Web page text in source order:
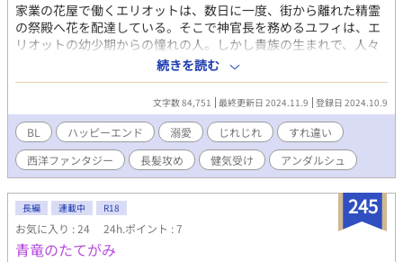
家業の花屋で働くエリオットは、数日に一度、街から離れた精霊
の祭殿へ花を配達している。そこで神官長を務めるユフィは、エ
リオットの幼少期からの憧れの人。しかし貴族の生まれで、人々
から『神の使い』とまで囁かれる彼に、自分のような庶民が近づ
くなど恐れ多いと思いを押し殺してきた。 一方で、エリオットに
対して並々ならぬ想いを募らせていたユフィ。告白されようと露
骨なまでのアプローチを繰り返すも、無垢で鈍感なエリオットは
気づいてはくれない。ユフィには自ら恋心を打ち明けられない理
由があって――――？ 大国・ジェスリンの建国神話に名を残す
『精霊の街アウレロイヤ』で、精霊の御子を巡るもどかしいまで
の恋劇が、幕を開ける。
続きを読む
文字数 84,751 最終更新日 2024.11.9 登録日 2024.10.9
BL ハッピーエンド 溺愛 じれじれ
すれ違い
西洋ファンタジー
長髪攻め 健気受け アンダルシュ
245
長編 連載中 R18
お気に入り : 24 24h.ポイント : 7
青竜のたてがみ